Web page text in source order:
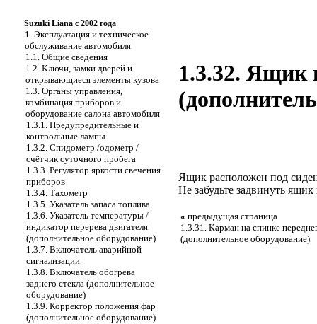
Suzuki Liana с 2002 года
1. Эксплуатация и техническое
обслуживание автомобиля
1.1. Общие сведения
1.2. Ключи, замки дверей и
открывающиеся элементы кузова
1.3. Органы управления,
комбинация приборов и
оборудование салона автомобиля
1.3.1. Предупредительные и
контрольные лампы
1.3.2. Спидометр /одометр /
счётчик суточного пробега
1.3.3. Регулятор яркости свечения
приборов
1.3.4. Тахометр
1.3.5. Указатель запаса топлива
1.3.6. Указатель температуры /
индикатор перерева двигателя
(дополнительное оборудование)
1.3.7. Включатель аварийной
сигнализации
1.3.8. Включатель обогрева
заднего стекла (дополнительное
оборудование)
1.3.9. Корректор положения фар
(дополнительное оборудование)
1.3.32. Ящик
Ящик расположен под
Не забудьте задвинуть
« предыдущая страница
1.3.31. Карман на спинке
(дополнительное оборудование)